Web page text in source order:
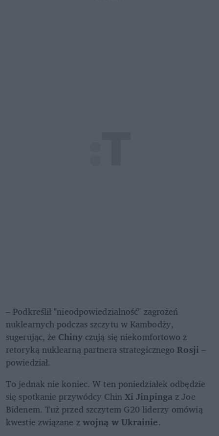
– Podkreślił "nieodpowiedzialność" zagrożeń
nuklearnych podczas szczytu w Kambodży,
sugerując, że Chiny czują się niekomfortowo z
retoryką nuklearną partnera strategicznego Rosji –
powiedział.
To jednak nie koniec. W ten poniedziałek odbędzie
się spotkanie przywódcy Chin Xi Jinpinga z Joe
Bidenem. Tuż przed szczytem G20 liderzy omówią
kwestie związane z wojną w Ukrainie.